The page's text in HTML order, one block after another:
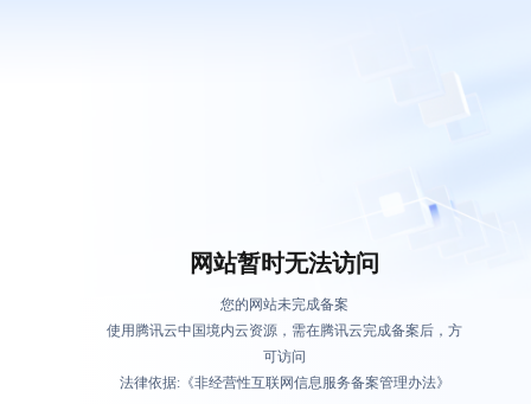
网站暂时无法访问
您的网站未完成备案
使用腾讯云中国境内云资源，需在腾讯云完成备案后，方
可访问
法律依据:《非经营性互联网信息服务备案管理办法》